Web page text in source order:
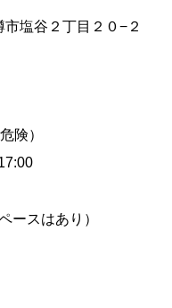
塩谷２丁目２０−２
険）
ースはあり）